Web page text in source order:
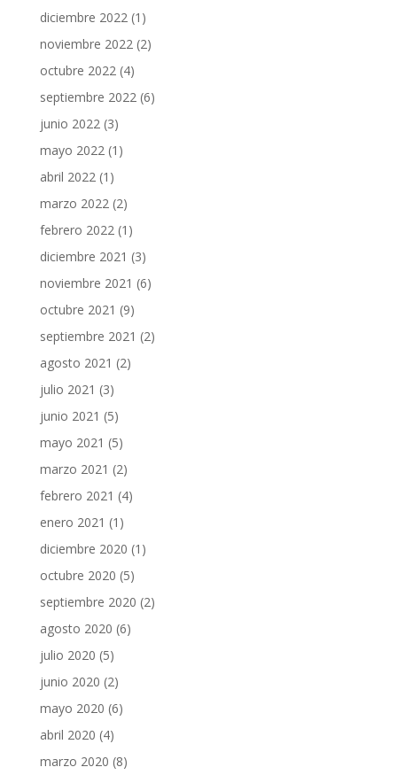
diciembre 2022 (1)
noviembre 2022 (2)
octubre 2022 (4)
septiembre 2022 (6)
junio 2022 (3)
mayo 2022 (1)
abril 2022 (1)
marzo 2022 (2)
febrero 2022 (1)
diciembre 2021 (3)
noviembre 2021 (6)
octubre 2021 (9)
septiembre 2021 (2)
agosto 2021 (2)
julio 2021 (3)
junio 2021 (5)
mayo 2021 (5)
marzo 2021 (2)
febrero 2021 (4)
enero 2021 (1)
diciembre 2020 (1)
octubre 2020 (5)
septiembre 2020 (2)
agosto 2020 (6)
julio 2020 (5)
junio 2020 (2)
mayo 2020 (6)
abril 2020 (4)
marzo 2020 (8)